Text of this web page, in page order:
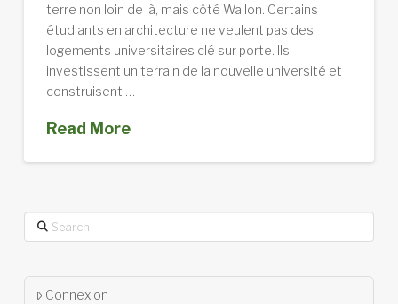
terre non loin de là, mais côté Wallon. Certains
étudiants en architecture ne veulent pas des
logements universitaires clé sur porte. Ils
investissent un terrain de la nouvelle université et
construisent …
Read More
Search
Connexion